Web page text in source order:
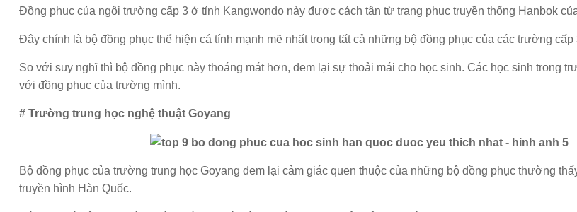
Đồng phục của ngôi trường cấp 3 ở tỉnh Kangwondo này được cách tân từ trang phục truyền thống Hanbok
Đây chính là bộ đồng phục thể hiện cá tính mạnh mẽ nhất trong tất cả những bộ đồng phục của các trường cấp
So với suy nghĩ thì bộ đồng phục này thoáng mát hơn, đem lại sự thoải mái cho học sinh. Các học sinh trong
với đồng phục của trường mình.
# Trường trung học nghệ thuật Goyang
Bộ đồng phục của trường trung học Goyang đem lại cảm giác quen thuộc của những bộ đồng phục thường
truyền hình Hàn Quốc.